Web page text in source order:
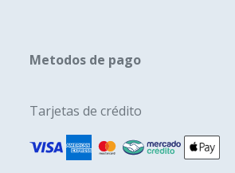
Metodos de pago
Tarjetas de crédito